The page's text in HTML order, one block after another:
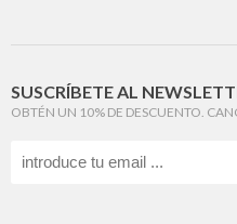
SUSCRÍBETE AL
OBTÉN UN 10% DE DESCUENTO.